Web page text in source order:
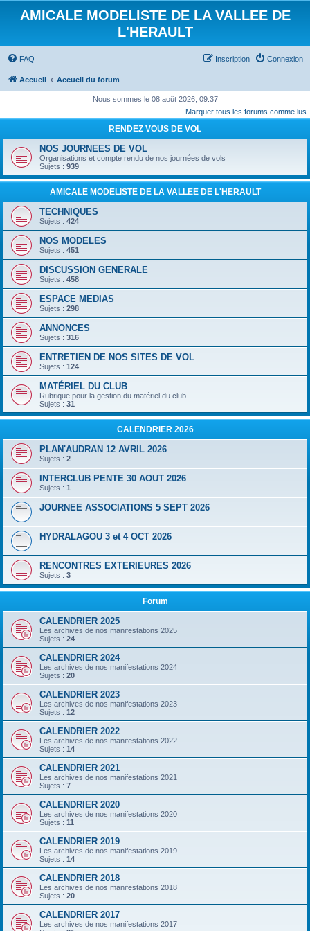
AMICALE MODELISTE DE LA VALLEE DE
L'HERAULT
FAQ Connexion
Inscription
Accueil Accueil du forum
Nous sommes le 08 août 2026, 09:37
Marquer tous les forums comme lus
RENDEZ VOUS DE VOL
NOS JOURNEES DE VOL
Organisations et compte rendu de nos journées de vols
Sujets : 939
AMICALE MODELISTE DE LA VALLEE DE L'HERAULT
TECHNIQUES
Sujets : 424
NOS MODELES
Sujets : 451
DISCUSSION GENERALE
Sujets : 458
ESPACE MEDIAS
Sujets : 298
ANNONCES
Sujets : 316
ENTRETIEN DE NOS SITES DE VOL
Sujets : 124
MATÉRIEL DU CLUB
Rubrique pour la gestion du matériel du club.
Sujets : 31
CALENDRIER 2026
PLAN'AUDRAN 12 AVRIL 2026
Sujets : 2
INTERCLUB PENTE 30 AOUT 2026
Sujets : 1
JOURNEE ASSOCIATIONS 5 SEPT 2026
HYDRALAGOU 3 et 4 OCT 2026
RENCONTRES EXTERIEURES 2026
Sujets : 3
Forum
CALENDRIER 2025
Les archives de nos manifestations 2025
Sujets : 24
CALENDRIER 2024
Les archives de nos manifestations 2024
Sujets : 20
CALENDRIER 2023
Les archives de nos manifestations 2023
Sujets : 12
CALENDRIER 2022
Les archives de nos manifestations 2022
Sujets : 14
CALENDRIER 2021
Les archives de nos manifestations 2021
Sujets : 7
CALENDRIER 2020
Les archives de nos manifestations 2020
Sujets : 11
CALENDRIER 2019
Les archives de nos manifestations 2019
Sujets : 14
CALENDRIER 2018
Les archives de nos manifestations 2018
Sujets : 20
CALENDRIER 2017
Les archives de nos manifestations 2017